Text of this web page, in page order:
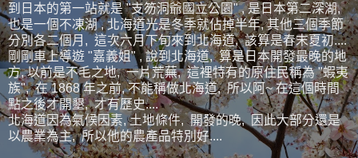
到日本的第一站就是 "支笏洞爺國立公園" , 是日本第二深湖,
也是一個不凍湖 , 北海道光是冬季就佔掉半年, 其他三個季節
分別各二個月, 這次六月下旬來到北海道, 該算是春末夏初....
剛剛車上導遊 "嘉義姐" , 說到北海道, 算是日本開發最晚的地
方, 以前是不毛之地, 一片荒蕪, 這裡特有的原住民稱為 "蝦夷
族", 在 1868 年之前, 不能稱做北海道, 所以阿~ 在這個時間
點之後才開墾, 才有歷史....
北海道因為氣候因素, 土地條件, 開發的晚, 因此大部分還是
以農業為主, 所以他的農產品特別好....